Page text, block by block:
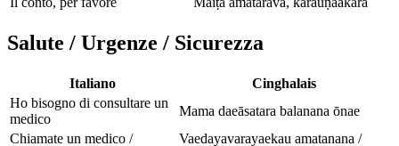
Salute / Urgenze / Sicurezza
Italiano
Cinghalais
Ho bisogno di consultare un
medico
Mama daeāsatara balanana ōnae
Chiamate un medico /
Vaedayavarayaekau amatanana /